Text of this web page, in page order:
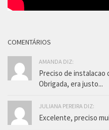
COMENTÁRIOS
AMANDA DIZ:
Preciso de
Obrigada, era justo...
JULIANA PEREIRA DIZ:
Excelente, preciso